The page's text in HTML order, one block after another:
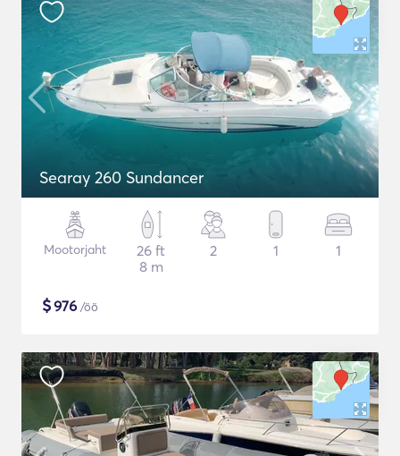
Searay 260 Sundancer
Mootorjaht
26 ft
8 m
2 1 1
$976 /öö